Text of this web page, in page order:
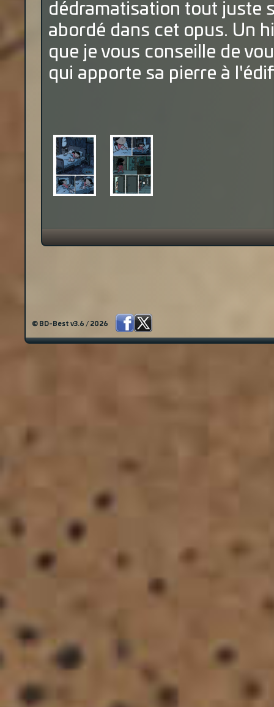
dédramatisation tout juste
abordé dans cet opus. Un
que je vous conseille de
qui apporte sa pierre à
© BD-Best v3.6 / 2026